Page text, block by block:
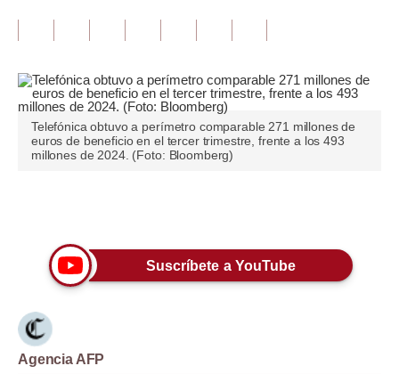
Opinión
Editorial
Blogs
Viajes
Estilos
Mundo
Telefónica obtuvo a perímetro comparable 271 millones de
euros de beneficio en el tercer trimestre, frente a los 493
millones de 2024. (Foto: Bloomberg)
Suscríbete a YouTube
Agencia AFP